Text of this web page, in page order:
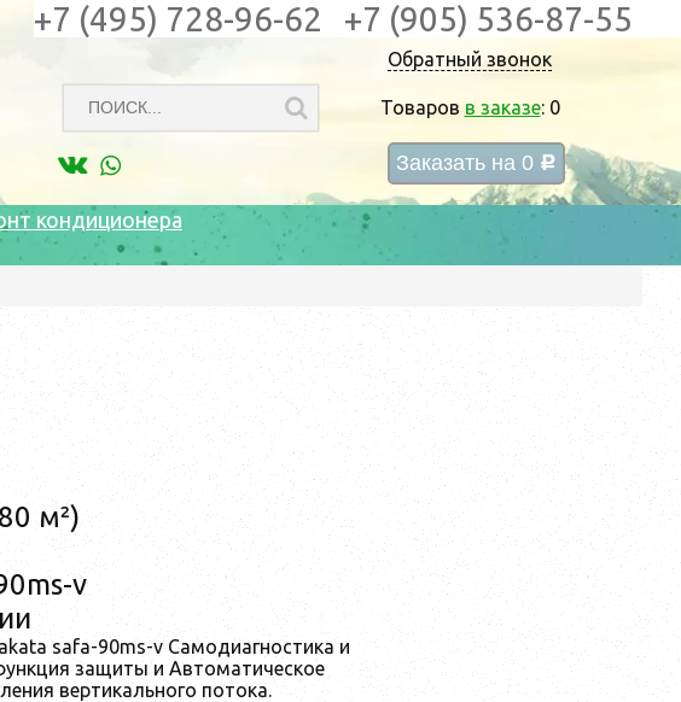
Обратный звонок
Товаров в заказе: 0
Заказать на 0 c
+7 (495) 728-96-62 +7 (905) 536-87-55
кондиционера
м²)
v
safa-90ms-v Самодиагностика и
защиты и Автоматическое
вертикального потока.